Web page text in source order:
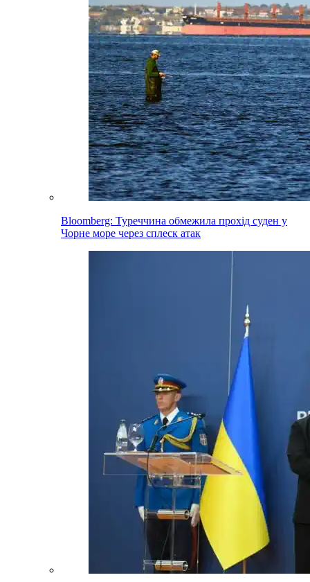
Bloomberg: Туреччина обмежила прохід суден у
Чорне море через сплеск атак